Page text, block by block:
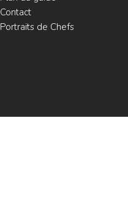
Contact
Portraits de Chefs